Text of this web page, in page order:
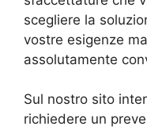
scegliere la
vostre esigenze
assolutamente
Sul nostro sito
richiedere un